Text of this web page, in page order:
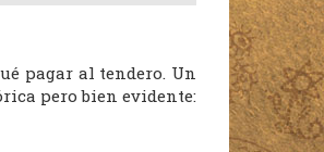
pagar al tendero. Un
pero bien evidente: